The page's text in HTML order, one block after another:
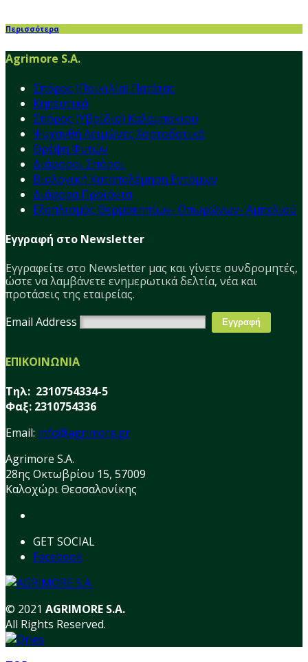
Περισσότερα
Agrimore S.A.
Σπόρος (Ποικιλία) Πατάτας
Κηπευτικά
Σπόρος (Υβρίδιο) Καλαμποκιού
Ψυχανθή Λειμώνες Χορτοδοτικά
Θρέψη Φυτών
Διάφοροι Σπόροι
Βιολογική Καταπολέμηση Εντόμων
Διάφορα Προϊόντα
Εξοπλισμός Θερμοκηπίων- Οπωρώνων- Αμπελιού
Εγγραφή στο Newsletter
Εγγραφείτε στο Νewsletter μας και γίνετε συνδρομητές,
ώστε να λαμβάνετε ενημερωτικά δελτία, νέα και
προτάσεις της εταιρείας.
Email Address
ΕΠΙΚΟΙΝΩΝΙΑ
Τηλ: 2310754334-5
Φαξ: 2310754336
Email: info@agrimore.gr
Agrimore S.A.
28ης Οκτωβρίου 15, 57009
Καλοχώρι Θεσσαλονίκης
GET SOCIAL
Facebook
© 2021 AGRIMORE S.A.
All Rights Reserved.